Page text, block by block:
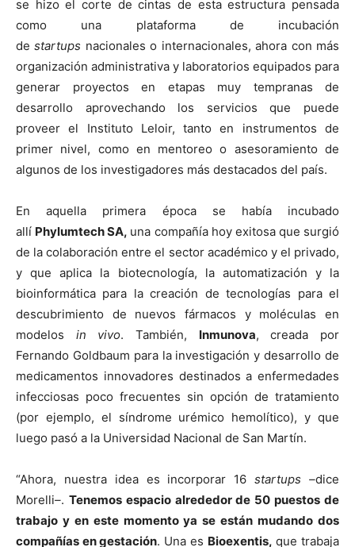
se hizo el corte de cintas de esta estructura pensada
como una plataforma de incubación
destartups nacionales o internacionales, ahora con más
organización administrativa y laboratorios equipados para
generar proyectos en etapas muy tempranas de
desarrollo aprovechando los servicios que puede
proveer el Instituto Leloir, tanto en instrumentos de
primer nivel, como en mentoreo o asesoramiento de
algunos de los investigadores más destacados del país.
En aquella primera época se había incubado
allí Phylumtech SA, una compañía hoy exitosa que surgió
de la colaboración entre el sector académico y el privado,
y que aplica la biotecnología, la automatización y la
bioinformática para la creación de tecnologías para el
descubrimiento de nuevos fármacos y moléculas en
modelos in vivo. También, Inmunova, creada por
Fernando Goldbaum para la investigación y desarrollo de
medicamentos innovadores destinados a enfermedades
infecciosas poco frecuentes sin opción de tratamiento
(por ejemplo, el síndrome urémico hemolítico), y que
luego pasó a la Universidad Nacional de San Martín.
“Ahora, nuestra idea es incorporar 16startups –dice
Morelli–. Tenemos espacio alrededor de 50 puestos de
trabajo y en este momento ya se están mudando dos
compañías en gestación. Una es Bioexentis, que trabaja